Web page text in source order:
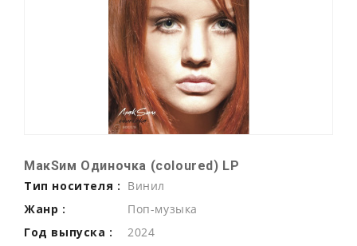
МакSим Одиночка (coloured) LP
Тип носителя : Винил
Жанр :
Поп-музыка
Год выпуска :
2024